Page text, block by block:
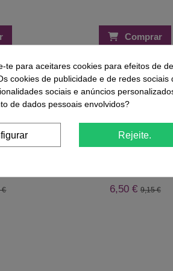
Comprar
Compraram Este
Image
€
-29%
One Andreia
6,50 €9,15 €
te para aceitares cookies para efeitos de
cookies de publicidade e de redes
sociais e anúncios
de dados pessoais envolvidos?
Rejeite.